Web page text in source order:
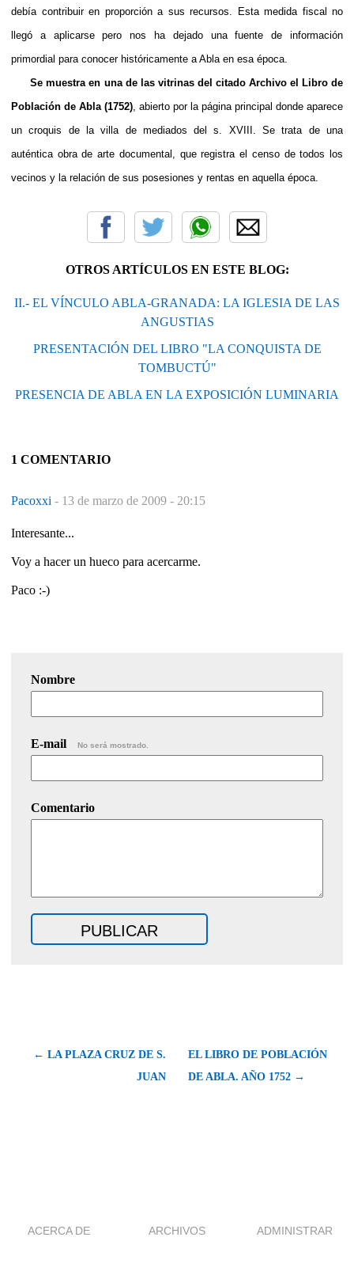
debía contribuir en proporción a sus recursos. Esta medida fiscal no
llegó a aplicarse pero nos ha dejado una fuente de información
primordial para conocer históricamente a Abla en esa época.
Se muestra en una de las vitrinas del citado Archivo el Libro de
Población de Abla (1752) , abierto por la página principal donde aparece
un croquis de la villa de mediados del s. XVIII. Se trata de una
auténtica obra de arte documental, que registra el censo de todos los
vecinos y la relación de sus posesiones y rentas en aquella época.
OTROS ARTÍCULOS EN ESTE BLOG:
II.- EL VÍNCULO ABLA-GRANADA: LA IGLESIA DE LAS
ANGUSTIAS
PRESENTACIÓN DEL LIBRO "LA CONQUISTA DE
TOMBUCTÚ"
PRESENCIA DE ABLA EN LA EXPOSICIÓN LUMINARIA
1 COMENTARIO
Pacoxxi - 13 de marzo de 2009 - 20:15
Interesante...
Voy a hacer un hueco para acercarme.
Paco :-)
Nombre
E-mail No será mostrado.
Comentario
← LA PLAZA CRUZ DE S.
JUAN
EL LIBRO DE POBLACIÓN
DE ABLA. AÑO 1752 →
ACERCA DE ARCHIVOS ADMINISTRAR